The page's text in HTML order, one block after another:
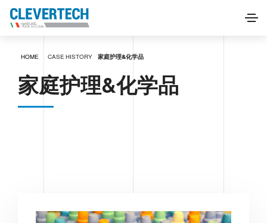
HOME CASE HISTORY 家庭护理&化学品
家庭护理&化学品